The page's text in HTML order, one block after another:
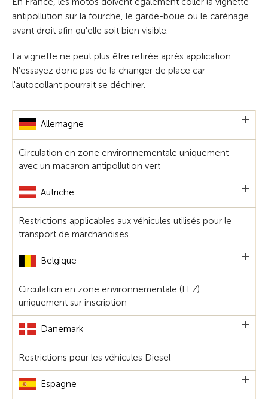
antipollution sur la fourche, le garde-boue ou le carénage
avant droit afin qu'elle soit bien visible.
La vignette ne peut plus être retirée après application.
N'essayez donc pas de la changer de place car
l'autocollant pourrait se déchirer.
Allemagne
Circulation en zone environnementale uniquement
avec un macaron antipollution vert
Autriche
Restrictions applicables aux véhicules utilisés pour le
transport de marchandises
Belgique
Circulation en zone environnementale (LEZ)
uniquement sur inscription
Danemark
Restrictions pour les véhicules Diesel
Espagne